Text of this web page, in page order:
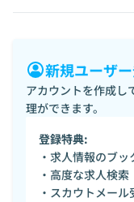
新規ユーザ
アカウントを作成し
理ができます。
登録特典:
・求人情報のブッ
・高度な求人検索
・スカウトメール